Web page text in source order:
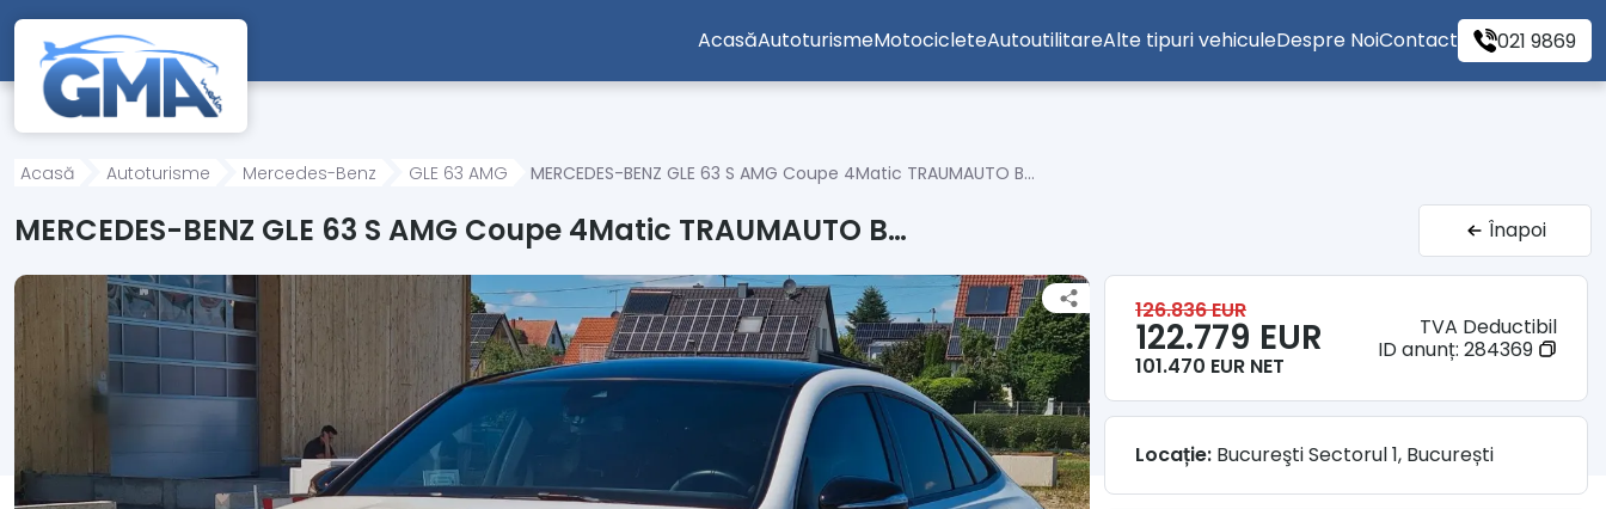
Mergi direct la conținutul principal
AcasăAutoturismeMotocicleteAutoutilitareAlte tipuri vehiculeDespre NoiContact 021 9869
Acasă Autoturisme Mercedes-Benz GLE 63 AMG MERCEDES-BENZ GLE 63 S AMG Coupe 4Matic TRAUMAUTO B…
MERCEDES-BENZ GLE 63 S AMG Coupe 4Matic TRAUMAUTO B… Înapoi
126.836 EUR
122.779 EUR
101.470 EUR NET
TVA Deductibil
ID anunț: 284369
Locație: Bucureşti Sectorul 1, București